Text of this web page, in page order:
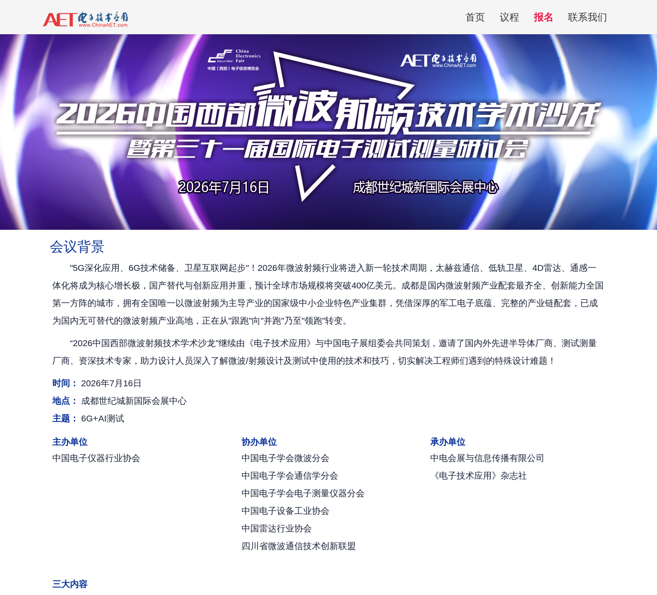
首页 议程 报名 联系我们
会议背景
"5G深化应用、6G技术储备、卫星互联网起步"！2026年微波射频行业将进入新一轮技术周期，太赫兹通信、低轨卫星、4D雷达、通感一
体化将成为核心增长极，国产替代与创新应用并重，预计全球市场规模将突破400亿美元。成都是国内微波射频产业配套最齐全、创新能力全国
第一方阵的城市，拥有全国唯一以微波射频为主导产业的国家级中小企业特色产业集群，凭借深厚的军工电子底蕴、完整的产业链配套，已成
为国内无可替代的微波射频产业高地，正在从"跟跑"向"并跑"乃至"领跑"转变。
“2026中国西部微波射频技术学术沙龙”继续由《电子技术应用》与中国电子展组委会共同策划，邀请了国内外先进半导体厂商、测试测量
厂商、资深技术专家，助力设计人员深入了解微波/射频设计及测试中使用的技术和技巧，切实解决工程师们遇到的特殊设计难题！
时间：
2026年7月16日
地点：
成都世纪城新国际会展中心
主题：
6G+AI测试
主办单位
中国电子仪器行业协会
协办单位
中国电子学会微波分会
中国电子学会通信学分会
中国电子学会电子测量仪器分会
中国电子设备工业协会
中国雷达行业协会
四川省微波通信技术创新联盟
承办单位
中电会展与信息传播有限公司
《电子技术应用》杂志社
三大内容